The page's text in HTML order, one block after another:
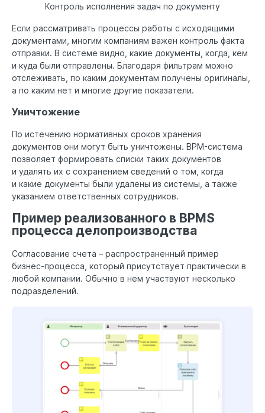
Контроль исполнения задач по документу
Если рассматривать процессы работы с исходящими
документами, многим компаниям важен контроль факта
отправки. В системе видно, какие документы, когда, кем
и куда были отправлены. Благодаря фильтрам можно
отслеживать, по каким документам получены оригиналы,
а по каким нет и многие другие показатели.
Уничтожение
По истечению нормативных сроков хранения
документов они могут быть уничтожены. BPM-система
позволяет формировать списки таких документов
и удалять их с сохранением сведений о том, когда
и какие документы были удалены из системы, а также
указанием ответственных сотрудников.
Пример реализованного в BPMS
процесса делопроизводства
Согласование счета – распространенный пример
бизнес-процесса, который присутствует практически в
любой компании. Обычно в нем участвуют несколько
подразделений.